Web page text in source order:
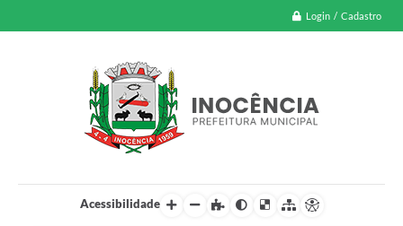
Login / Cadastro
Acessibilidade